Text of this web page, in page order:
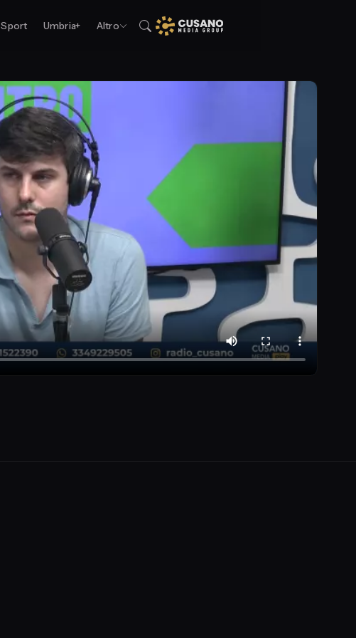
Sport Umbria+ Altro